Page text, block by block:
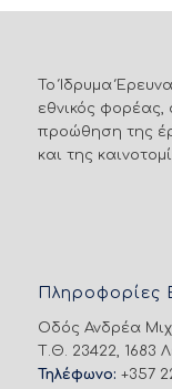
Το Ίδρυμα
εθνικός φορέας,
προώθηση της
και της
Πληροφορίες
Οδός Ανδρέα
Τ.Θ. 23422, 1683
Τηλέφωνο: +357